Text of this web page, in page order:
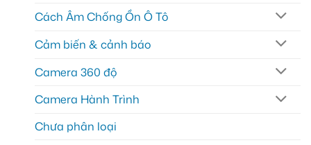
Cách Âm Chống Ồn Ô Tô
Cảm biến & cảnh báo
Camera 360 độ
Camera Hành Trình
Chưa phân loại